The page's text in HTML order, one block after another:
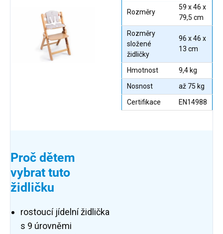
Rozměry
59 x 46 x
79,5 cm
Rozměry
složené
židličky
96 x 46 x
13 cm
Hmotnost
9,4 kg
Nosnost
až 75 kg
Certifikace
EN14988
Proč dětem
vybrat tuto
židličku
rostoucí jídelní židlička
s 9 úrovněmi